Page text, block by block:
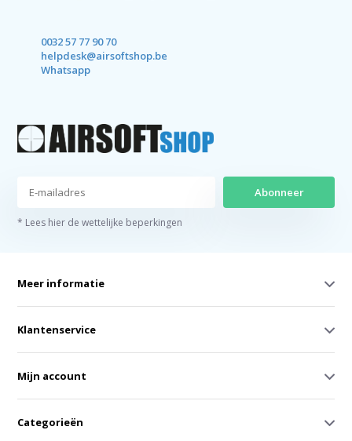
0032 57 77 90 70
helpdesk@airsoftshop.be
Whatsapp
Abonneer
* Lees hier de wettelijke beperkingen
Meer informatie
Klantenservice
Mijn account
Categorieën